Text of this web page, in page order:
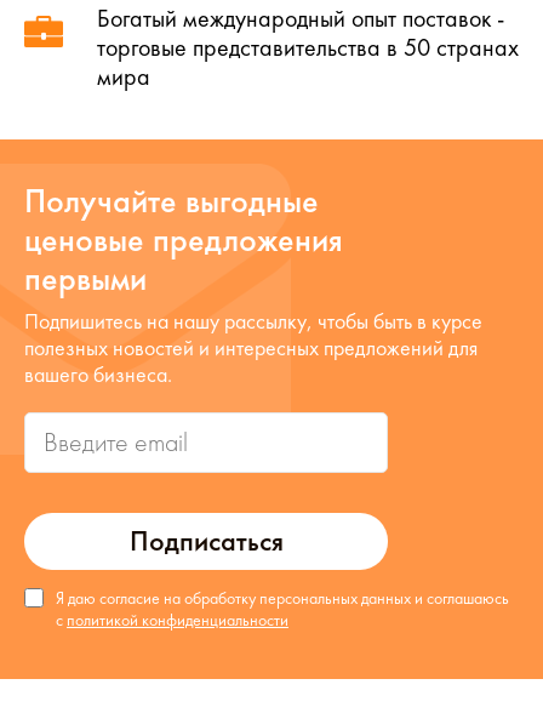
Богатый международный опыт поставок -
торговые представительства в 50 странах
мира
Получайте выгодные
ценовые предложения
первыми
Подписаться
Я даю согласие на обработку персональных данных и соглашаюсь
с политикой конфиденциальности
Подпишитесь на нашу рассылку, чтобы быть в курсе
полезных новостей и интересных предложений для
вашего бизнеса.